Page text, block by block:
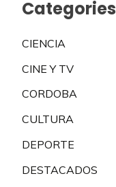
Categories
CIENCIA
CINE Y TV
CORDOBA
CULTURA
DEPORTE
DESTACADOS